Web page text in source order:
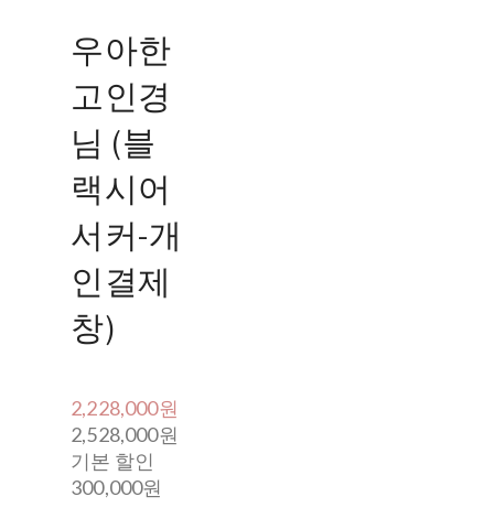
우아한
고인경
님 (블
랙시어
서커-개
인결제
창)
2,228,000원
2,528,000원
기본 할인
300,000원